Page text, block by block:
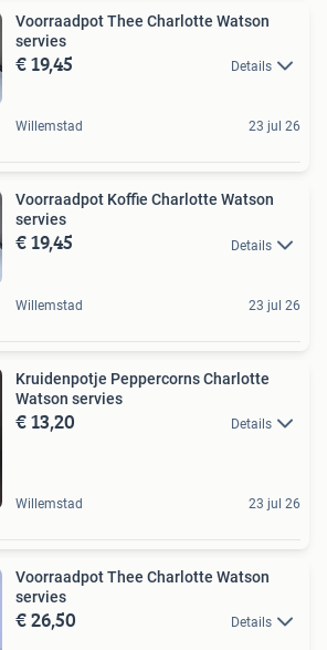
Voorraadpot Thee Charlotte Watson
servies
€ 19,45 Details
Willemstad 23 jul 26
Voorraadpot Koffie Charlotte Watson
servies
€ 19,45 Details
Willemstad 23 jul 26
Kruidenpotje Peppercorns Charlotte
Watson servies
€ 13,20 Details
Willemstad 23 jul 26
Voorraadpot Thee Charlotte Watson
servies
€ 26,50 Details